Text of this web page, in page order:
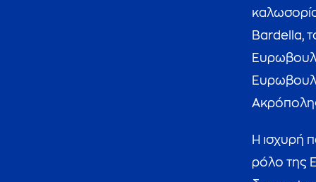
Bardella,
Η ισχυρή
ρόλο της